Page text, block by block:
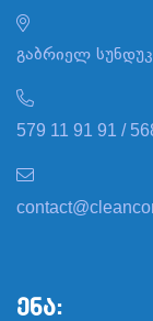
გაბრიელ
579 11 91 91 /
Ენა: